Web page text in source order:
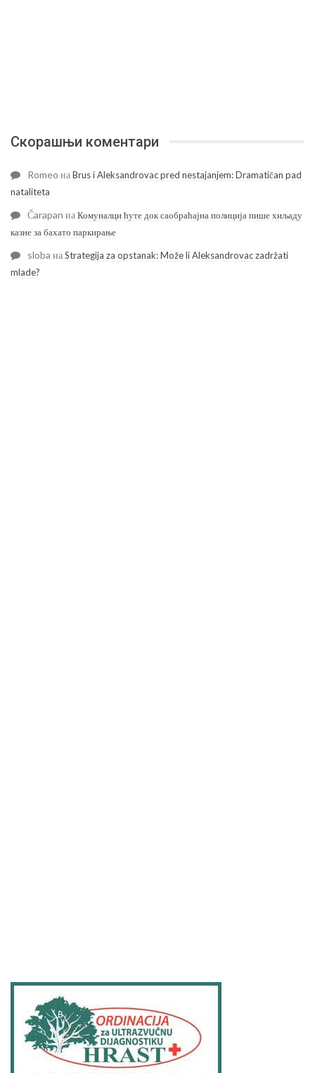
Скорашњи коментари
Romeo наBrus i Aleksandrovac pred nestajanjem: Dramatičan pad
nataliteta
Čarapan наКомуналци ћуте док саобраћајна полиција пише хиљаду
казне за бахато паркирање
sloba наStrategija za opstanak: Može li Aleksandrovac zadržati
mlade?